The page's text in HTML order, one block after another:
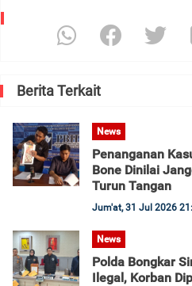
Berita Terkait
News
Penanganan
Bone Dinilai
Turun Tangan
Jum'at, 31 Jul 2026
News
Polda Bongkar
Ilegal, Korban